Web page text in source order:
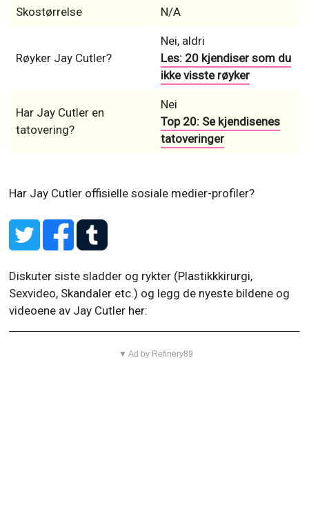
Skostørrelse N/A
Røyker Jay Cutler?
Nei, aldri
Les: 20 kjendiser som du
ikke visste røyker
Har Jay Cutler en
tatovering?
Nei
Top 20: Se kjendisenes
tatoveringer
Har Jay Cutler offisielle sosiale medier-profiler?
Diskuter siste sladder og rykter (Plastikkkirurgi,
Sexvideo, Skandaler etc.) og legg de nyeste bildene og
videoene av Jay Cutler her:
▼ Ad by Refinery89